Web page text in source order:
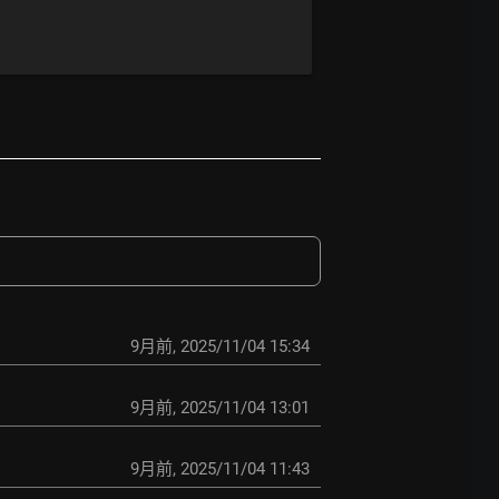
9月前, 2025/11/04 15:34
9月前, 2025/11/04 13:01
9月前, 2025/11/04 11:43